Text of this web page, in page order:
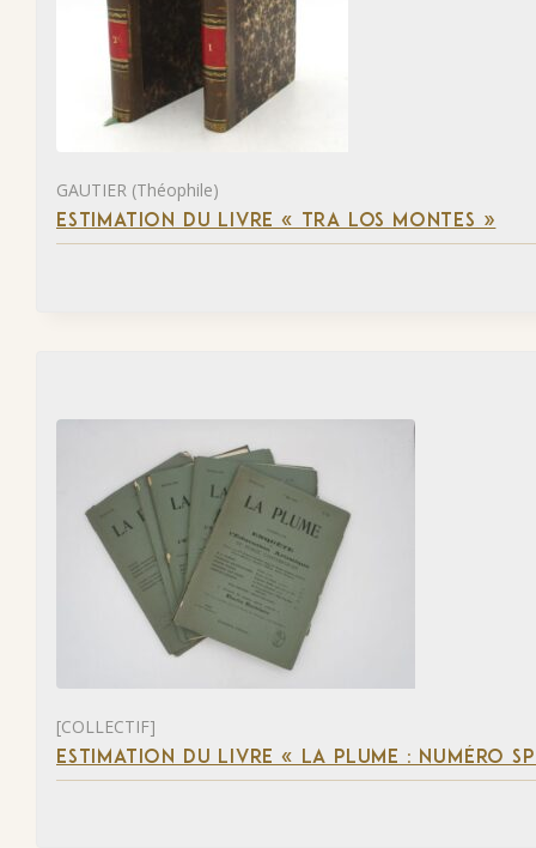
GAUTIER (Théophile)
ESTIMATION DU LIVRE « TRA LOS MONTES »
[COLLECTIF]
ESTIMATION DU LIVRE « LA PLUME : NUMÉRO